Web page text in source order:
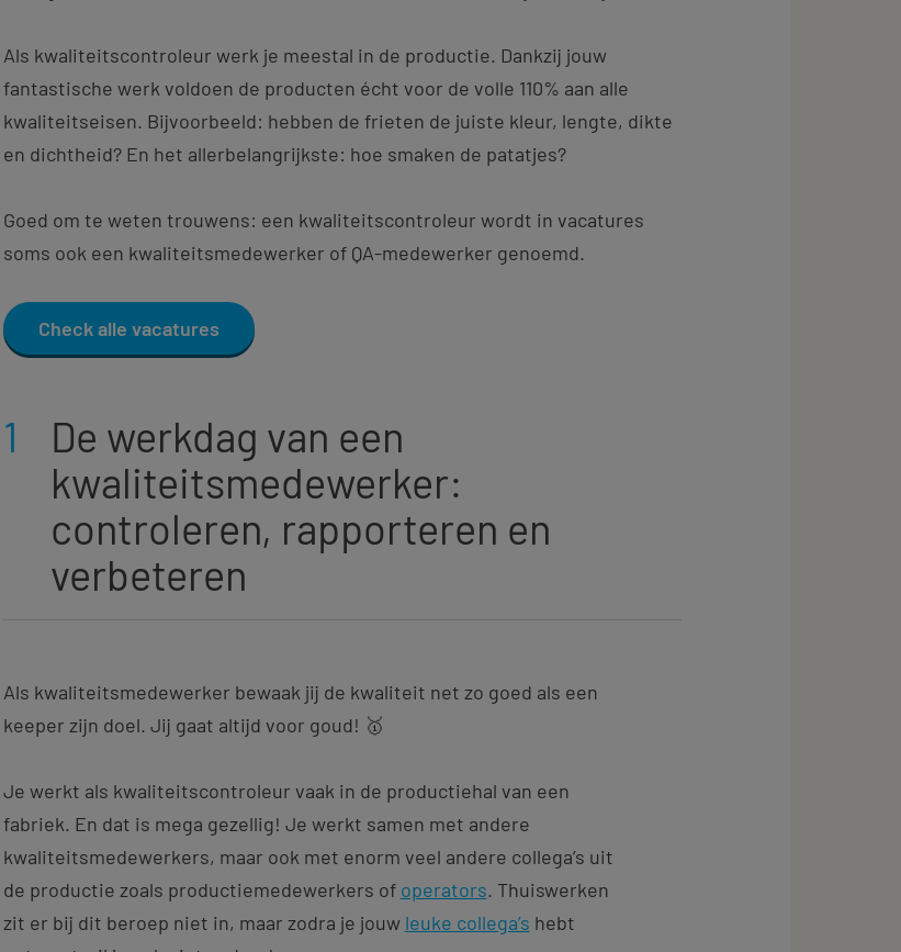
Als kwaliteitscontroleur werk je meestal in de productie. Dankzij jouw
fantastische werk voldoen de producten écht voor de volle 110% aan alle
kwaliteitseisen. Bijvoorbeeld: hebben de frieten de juiste kleur, lengte, dikte
en dichtheid? En het allerbelangrijkste: hoe smaken de patatjes?
Goed om te weten trouwens: een kwaliteitscontroleur wordt in vacatures
soms ook een kwaliteitsmedewerker of QA-medewerker genoemd.
Check alle vacatures
1
De werkdag van een
kwaliteitsmedewerker:
controleren, rapporteren en
verbeteren
Als kwaliteitsmedewerker bewaak jij de kwaliteit net zo goed als een
keeper zijn doel. Jij gaat altijd voor goud! 🥇
Je werkt als kwaliteitscontroleur vaak in de productiehal van een
fabriek. En dat is mega gezellig! Je werkt samen met andere
kwaliteitsmedewerkers, maar ook met enorm veel andere collega’s uit
de productie zoals productiemedewerkers of operators. Thuiswerken
zit er bij dit beroep niet in, maar zodra je jouw leuke collega’s hebt